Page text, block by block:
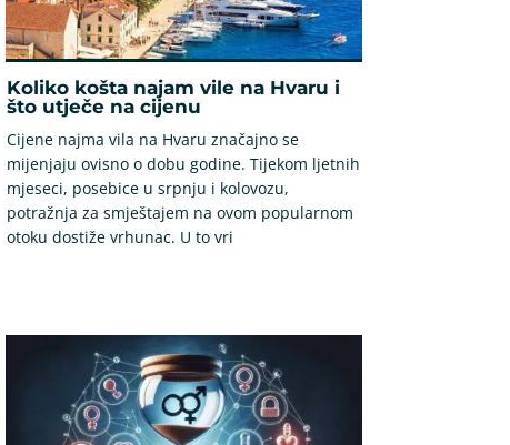
Koliko košta najam vile na Hvaru i
što utječe na cijenu
Cijene najma vila na Hvaru značajno se
mijenjaju ovisno o dobu godine. Tijekom ljetnih
mjeseci, posebice u srpnju i kolovozu,
potražnja za smještajem na ovom popularnom
otoku dostiže vrhunac. U to vri